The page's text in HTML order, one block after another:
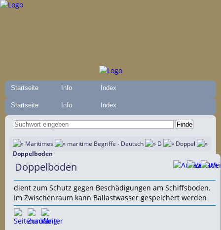
Startseite Info Index
Startseite Info Index
Maritimes maritime Begriffe - Deutsch D
Doppel
Doppelboden
Doppelboden
dient zum Schutz gegen Beschädigungen am Schiffsboden.
Im Zwischenraum kann Ballastwasser gespeichert werden